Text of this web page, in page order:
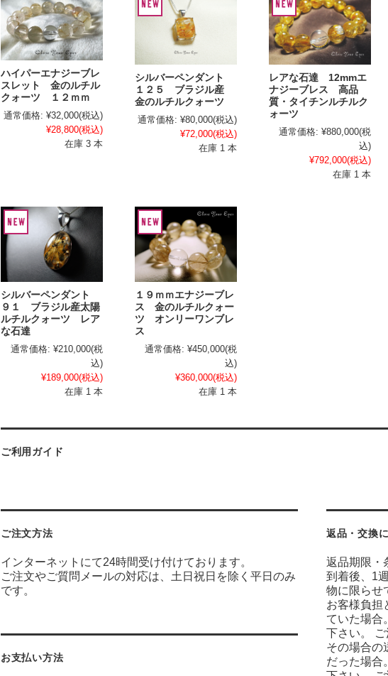
ハイパーエナジーブレ
スレット 金のルチル
クォーツ １２ｍｍ
通常価格: ¥32,000(税込)
¥28,800(税込)
在庫 3 本
シルバーペンダント
１２５ ブラジル産
金のルチルクォーツ
通常価格: ¥80,000(税込)
¥72,000(税込)
在庫 1 本
レアな石達 12mmエ
ナジーブレス 高品
質・タイチンルチルク
ォーツ
通常価格: ¥880,000(税
込)
¥792,000(税込)
在庫 1 本
シルバーペンダント
９１ ブラジル産太陽
ルチルクォーツ レア
な石達
通常価格: ¥210,000(税
込)
¥189,000(税込)
在庫 1 本
１９ｍｍエナジーブレ
ス 金のルチルクォー
ツ オンリーワンブレ
ス
通常価格: ¥450,000(税
込)
¥360,000(税込)
在庫 1 本
ご利用ガイド
ご注文方法
インターネットにて24時間受け付けております。
ご注文やご質問メールの対応は、土日祝日を除く平日のみ
です。
お支払い方法
返品・交換
返品期限・
到着後、1
物に限らせ
お客様負担
ていた場合
下さい。
その場合の
だった場合